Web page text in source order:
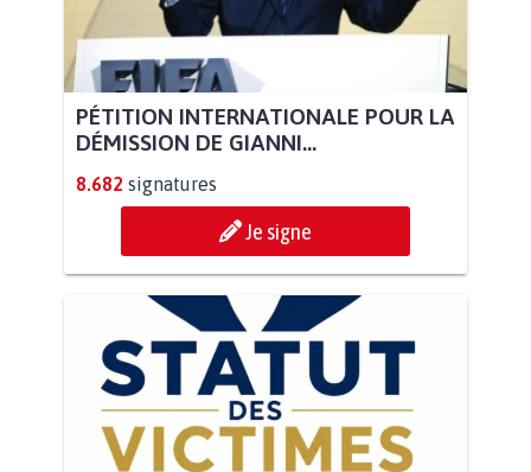
PÉTITION INTERNATIONALE POUR LA
DÉMISSION DE GIANNI...
8.682 signatures
Je signe